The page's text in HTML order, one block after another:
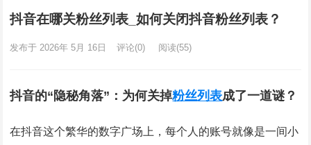
抖音在哪关粉丝列表_如何关闭抖音粉丝列表？
发布于 2026年 5月 16日 评论(0) 阅读(55)
抖音的“隐秘角落”：为何关掉粉丝列表成了一道谜？
在抖音这个繁华的数字广场上，每个人的账号就像是一间小